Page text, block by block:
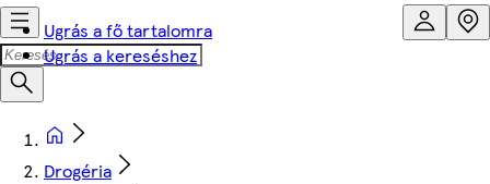
Ugrás a fő tartalomra
Ugrás a kereséshez
Drogéria